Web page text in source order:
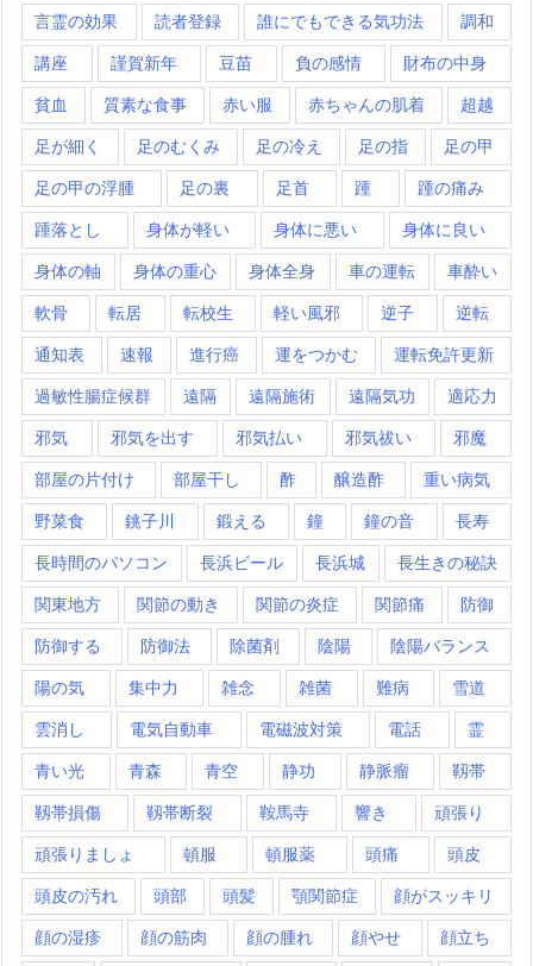
言霊の効果 読者登録 誰にでもできる気功法 調和
講座 謹賀新年 豆苗 負の感情 財布の中身
貧血 質素な食事 赤い服 赤ちゃんの肌着 超越
足が細く 足のむくみ 足の冷え 足の指 足の甲
足の甲の浮腫 足の裏 足首 踵 踵の痛み
踵落とし 身体が軽い 身体に悪い 身体に良い
身体の軸 身体の重心 身体全身 車の運転 車酔い
軟骨 転居 転校生 軽い風邪 逆子 逆転
通知表 速報 進行癌 運をつかむ 運転免許更新
過敏性腸症候群 遠隔 遠隔施術 遠隔気功 適応力
邪気 邪気を出す 邪気払い 邪気祓い 邪魔
部屋の片付け 部屋干し 酢 醸造酢 重い病気
野菜食 銚子川 鍛える 鐘 鐘の音 長寿
長時間のパソコン 長浜ビール 長浜城 長生きの秘訣
関東地方 関節の動き 関節の炎症 関節痛 防御
防御する 防御法 除菌剤 陰陽 陰陽バランス
陽の気 集中力 雑念 雑菌 難病 雪道
雲消し 電気自動車 電磁波対策 電話 霊
青い光 青森 青空 静功 静脈瘤 靱帯
靱帯損傷 靱帯断裂 鞍馬寺 響き 頑張り
頑張りましょ 頓服 頓服薬 頭痛 頭皮
頭皮の汚れ 頭部 頭髪 顎関節症 顔がスッキリ
顔の湿疹 顔の筋肉 顔の腫れ 顔やせ 顔立ち